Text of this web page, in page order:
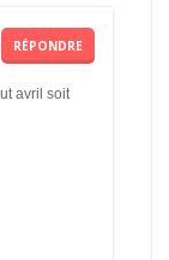
avril soit
RÉPONDRE